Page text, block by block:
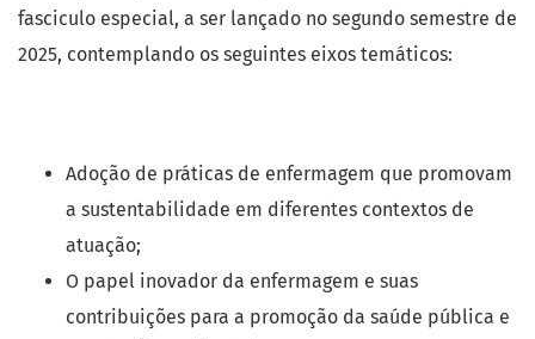
fasciculo especial, a ser lançado no segundo semestre de
2025, contemplando os seguintes eixos temáticos:
Adoção de práticas de enfermagem que promovam
a sustentabilidade em diferentes contextos de
atuação;
O papel inovador da enfermagem e suas
contribuições para a promoção da saúde pública e